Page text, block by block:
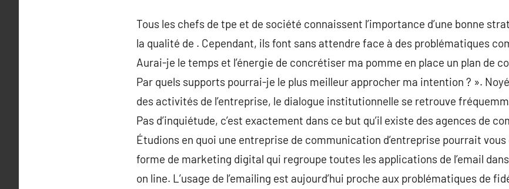
Tous les chefs de tpe et de société connaissent l’importance d’une bonne
la qualité de . Cependant, ils font sans attendre face à des problématiques
Aurai-je le temps et l’énergie de concrétiser ma pomme en place un plan de
Par quels supports pourrai-je le plus meilleur approcher ma intention ? ».
des activités de l’entreprise, le dialogue institutionnelle se retrouve
Pas d’inquiétude, c’est exactement dans ce but qu’il existe des agences de
Étudions en quoi une entreprise de communication d’entreprise pourrait
forme de marketing digital qui regroupe toutes les applications de l’email
on line. L’usage de l’emailing est aujourd’hui proche aux problématiques de